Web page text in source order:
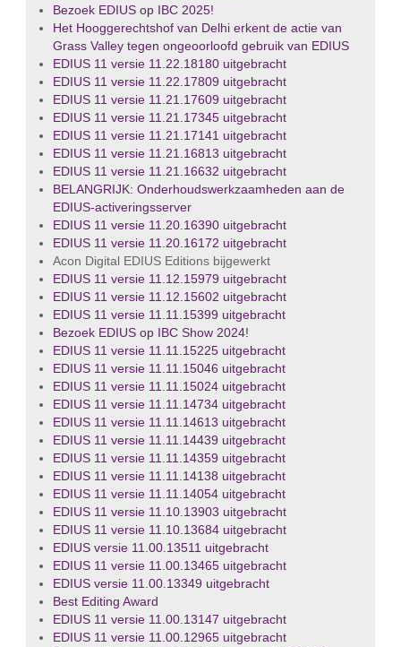
Bezoek EDIUS op IBC 2025!
Het Hooggerechtshof van Delhi erkent de actie van
Grass Valley tegen ongeoorloofd gebruik van EDIUS
EDIUS 11 versie 11.22.18180 uitgebracht
EDIUS 11 versie 11.22.17809 uitgebracht
EDIUS 11 versie 11.21.17609 uitgebracht
EDIUS 11 versie 11.21.17345 uitgebracht
EDIUS 11 versie 11.21.17141 uitgebracht
EDIUS 11 versie 11.21.16813 uitgebracht
EDIUS 11 versie 11.21.16632 uitgebracht
BELANGRIJK: Onderhoudswerkzaamheden aan de
EDIUS-activeringsserver
EDIUS 11 versie 11.20.16390 uitgebracht
EDIUS 11 versie 11.20.16172 uitgebracht
Acon Digital EDIUS Editions bijgewerkt
EDIUS 11 versie 11.12.15979 uitgebracht
EDIUS 11 versie 11.12.15602 uitgebracht
EDIUS 11 versie 11.11.15399 uitgebracht
Bezoek EDIUS op IBC Show 2024!
EDIUS 11 versie 11.11.15225 uitgebracht
EDIUS 11 versie 11.11.15046 uitgebracht
EDIUS 11 versie 11.11.15024 uitgebracht
EDIUS 11 versie 11.11.14734 uitgebracht
EDIUS 11 versie 11.11.14613 uitgebracht
EDIUS 11 versie 11.11.14439 uitgebracht
EDIUS 11 versie 11.11.14359 uitgebracht
EDIUS 11 versie 11.11.14138 uitgebracht
EDIUS 11 versie 11.11.14054 uitgebracht
EDIUS 11 versie 11.10.13903 uitgebracht
EDIUS 11 versie 11.10.13684 uitgebracht
EDIUS versie 11.00.13511 uitgebracht
EDIUS 11 versie 11.00.13465 uitgebracht
EDIUS versie 11.00.13349 uitgebracht
Best Editing Award
EDIUS 11 versie 11.00.13147 uitgebracht
EDIUS 11 versie 11.00.12965 uitgebracht